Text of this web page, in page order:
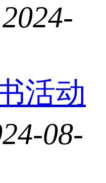
2024-
活动
08-